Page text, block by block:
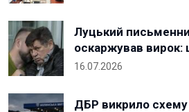
Луцький
оскаржував вирок:
16.07.2026
ДБР викрило